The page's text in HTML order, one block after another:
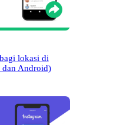
lokasi di
dan Android)